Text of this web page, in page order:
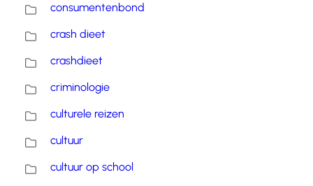
consumentenbond
crash dieet
crashdieet
criminologie
culturele reizen
cultuur
cultuur op school